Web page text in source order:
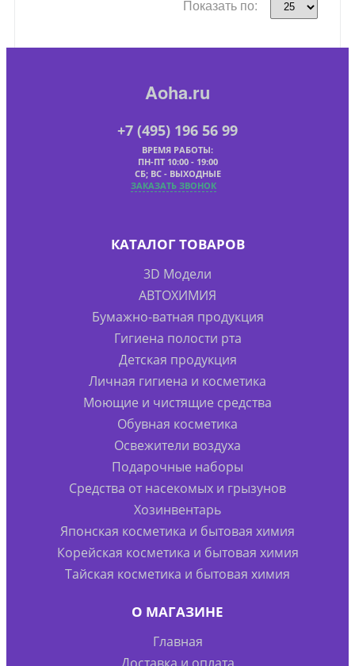
Показать по:
Aoha.ru
+7 (495) 196 56 99
ВРЕМЯ РАБОТЫ:
ПН-ПТ 10:00 - 19:00
СБ; ВС - ВЫХОДНЫЕ
ЗАКАЗАТЬ ЗВОНОК
КАТАЛОГ ТОВАРОВ
3D Модели
АВТОХИМИЯ
Бумажно-ватная продукция
Гигиена полости рта
Детская продукция
Личная гигиена и косметика
Моющие и чистящие средства
Обувная косметика
Освежители воздуха
Подарочные наборы
Средства от насекомых и грызунов
Хозинвентарь
Японская косметика и бытовая химия
Корейская косметика и бытовая химия
Тайская косметика и бытовая химия
О МАГАЗИНЕ
Главная